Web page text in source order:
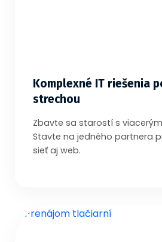
Komplexné IT riešenia
strechou
Zbavte sa starostí s
Stavte na jedného partnera
sieť aj web.